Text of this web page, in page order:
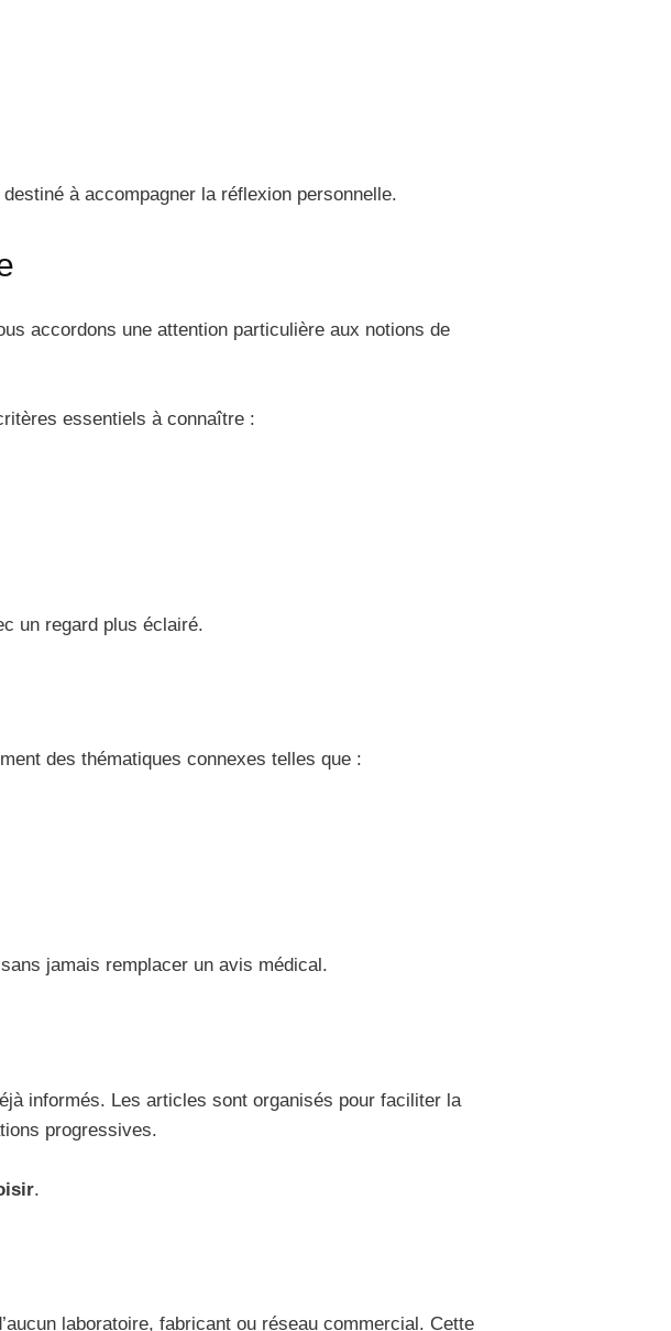
destiné à accompagner la réflexion personnelle.
accordons une attention particulière aux notions de
essentiels à connaître :
un regard plus éclairé.
des thématiques connexes telles que :
jamais remplacer un avis médical.
informés. Les articles sont organisés pour faciliter la
progressives.
.
laboratoire, fabricant ou réseau commercial. Cette